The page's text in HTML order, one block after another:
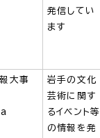
発信してい
ます
大事
岩手の文化
芸術に関す
るイベント等
の情報を発